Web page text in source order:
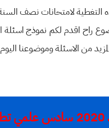
لامتحانات نصف السنة
راح اقدم لكم نموذج
من الاسئلة وموضوعنا